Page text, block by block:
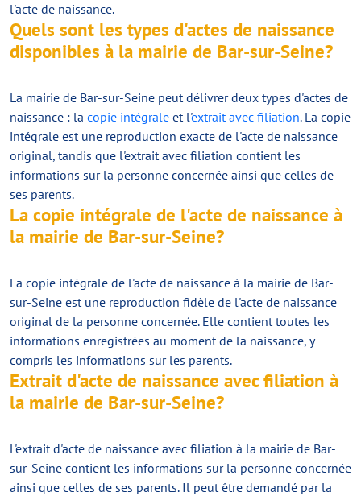
l'acte de naissance.
Quels sont les types d'actes de naissance
disponibles à la mairie de Bar-sur-Seine?
La mairie de Bar-sur-Seine peut délivrer deux types d'actes de
naissance : la copie intégrale et l'extrait avec filiation. La copie
intégrale est une reproduction exacte de l'acte de naissance
original, tandis que l'extrait avec filiation contient les
informations sur la personne concernée ainsi que celles de
ses parents.
La copie intégrale de l'acte de naissance à
la mairie de Bar-sur-Seine?
La copie intégrale de l'acte de naissance à la mairie de Bar-
sur-Seine est une reproduction fidèle de l'acte de naissance
original de la personne concernée. Elle contient toutes les
informations enregistrées au moment de la naissance, y
compris les informations sur les parents.
Extrait d'acte de naissance avec filiation à
la mairie de Bar-sur-Seine?
L'extrait d'acte de naissance avec filiation à la mairie de Bar-
sur-Seine contient les informations sur la personne concernée
ainsi que celles de ses parents. Il peut être demandé par la